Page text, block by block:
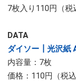
7枚入り110円（税
DATA
ダイソー┃光沢紙
内容量：7枚
価格：110円（税込